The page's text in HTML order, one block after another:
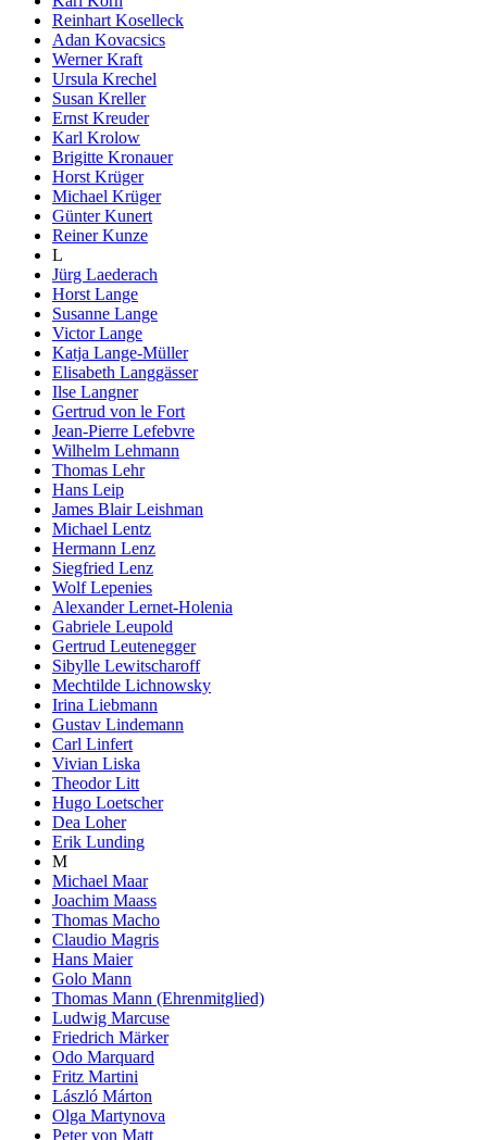
Reinhart Koselleck
Adan Kovacsics
Werner Kraft
Ursula Krechel
Susan Kreller
Ernst Kreuder
Karl Krolow
Brigitte Kronauer
Horst Krüger
Michael Krüger
Günter Kunert
Reiner Kunze
L
Jürg Laederach
Horst Lange
Susanne Lange
Victor Lange
Katja Lange-Müller
Elisabeth Langgässer
Ilse Langner
Gertrud von le Fort
Jean-Pierre Lefebvre
Wilhelm Lehmann
Thomas Lehr
Hans Leip
James Blair Leishman
Michael Lentz
Hermann Lenz
Siegfried Lenz
Wolf Lepenies
Alexander Lernet-Holenia
Gabriele Leupold
Gertrud Leutenegger
Sibylle Lewitscharoff
Mechtilde Lichnowsky
Irina Liebmann
Gustav Lindemann
Carl Linfert
Vivian Liska
Theodor Litt
Hugo Loetscher
Dea Loher
Erik Lunding
M
Michael Maar
Joachim Maass
Thomas Macho
Claudio Magris
Hans Maier
Golo Mann
Thomas Mann (Ehrenmitglied)
Ludwig Marcuse
Friedrich Märker
Odo Marquard
Fritz Martini
László Márton
Olga Martynova
Peter von Matt